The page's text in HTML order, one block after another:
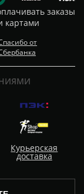
заказы
картами
от
Курьерская
доставка